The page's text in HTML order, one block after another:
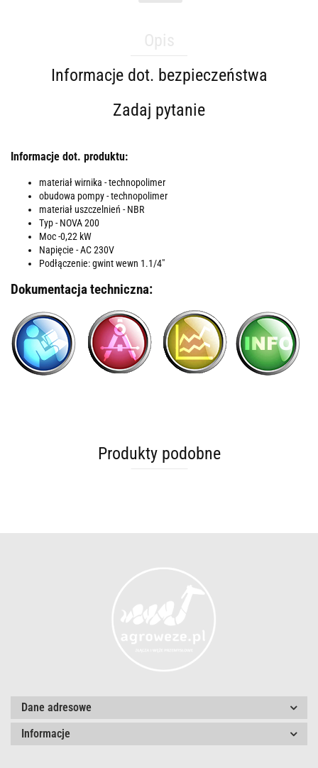
Informacje dot. bezpieczeństwa
Zadaj pytanie
Informacje dot. produktu:
materiał wirnika - technopolimer
obudowa pompy - technopolimer
materiał uszczelnień - NBR
Typ - NOVA 200
Moc -0,22 kW
Napięcie - AC 230V
Podłączenie: gwint wewn 1.1/4"
Dokumentacja techniczna:
Produkty podobne
Dane adresowe
Informacje